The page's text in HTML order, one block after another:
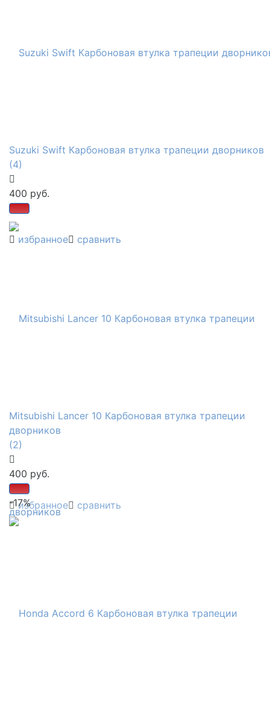
избранное сравнить
Suzuki Swift Карбоновая втулка трапеции дворников
(4)
400 руб.
избранное сравнить
Mitsubishi Lancer 10 Карбоновая втулка трапеции
дворников
(2)
400 руб.
-17%